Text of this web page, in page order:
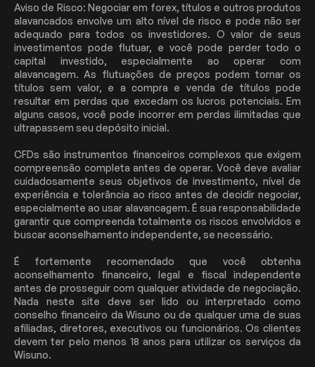
Aviso de Risco: Negociar em forex, títulos e outros produtos
alavancados envolve um alto nível de risco e pode não ser
adequado para todos os investidores. O valor de seus
investimentos pode flutuar, e você pode perder todo o
capital investido, especialmente ao operar com
alavancagem. As flutuações de preços podem tornar os
títulos sem valor, e a compra e venda de títulos pode
resultar em perdas que excedam os lucros potenciais. Em
alguns casos, você pode incorrer em perdas ilimitadas que
ultrapassem seu depósito inicial.
CFDs são instrumentos financeiros complexos que exigem
compreensão completa antes de operar. Você deve avaliar
cuidadosamente seus objetivos de investimento, nível de
experiência e tolerância ao risco antes de decidir negociar,
especialmente ao usar alavancagem. É sua responsabilidade
garantir que compreenda totalmente os riscos envolvidos e
buscar aconselhamento independente, se necessário.
É fortemente recomendado que você obtenha
aconselhamento financeiro, legal e fiscal independente
antes de prosseguir com qualquer atividade de negociação.
Nada neste site deve ser lido ou interpretado como
conselho financeiro da Wisuno ou de qualquer uma de suas
afiliadas, diretores, executivos ou funcionários. Os clientes
devem ter pelo menos 18 anos para utilizar os serviços da
Wisuno.